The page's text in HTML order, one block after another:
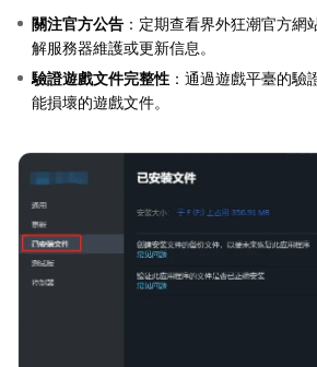
關注官方公告 ：定期查看界外狂潮官方網
解服務器維護或更新信息。
驗證遊戲文件完整性 ：通過遊戲平臺的驗
能損壞的遊戲文件。